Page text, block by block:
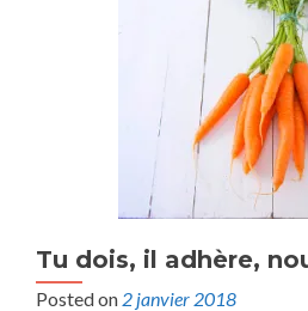
Tu dois, il adhère,
Posted on 2 janvier 2018